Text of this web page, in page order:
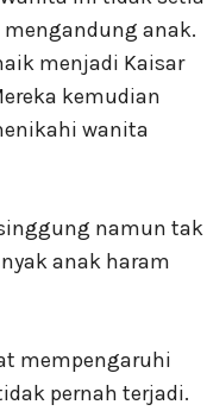
anak.
menjadi Kaisar
kemudian
wanita
namun tak
anak haram
mempengaruhi
pernah terjadi.